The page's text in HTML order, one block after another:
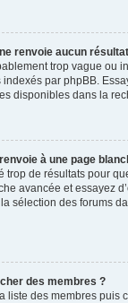
renvoie aucun
trop vague ou
par phpBB.
disponibles dans la
à une page
trop de résultats pour
avancée et essayez
sélection des forums
des membres ?
liste des membres puis